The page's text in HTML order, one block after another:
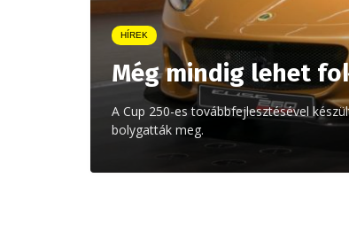
HÍREK
Még mindig lehet
A Cup 250-es továbbfejlesztésével
bolygatták meg.